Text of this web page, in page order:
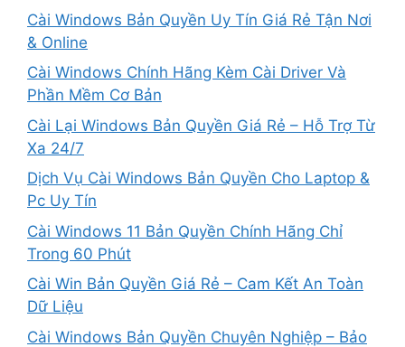
Cài Windows Bản Quyền Uy Tín Giá Rẻ Tận Nơi
& Online
Cài Windows Chính Hãng Kèm Cài Driver Và
Phần Mềm Cơ Bản
Cài Lại Windows Bản Quyền Giá Rẻ – Hỗ Trợ Từ
Xa 24/7
Dịch Vụ Cài Windows Bản Quyền Cho Laptop &
Pc Uy Tín
Cài Windows 11 Bản Quyền Chính Hãng Chỉ
Trong 60 Phút
Cài Win Bản Quyền Giá Rẻ – Cam Kết An Toàn
Dữ Liệu
Cài Windows Bản Quyền Chuyên Nghiệp – Bảo